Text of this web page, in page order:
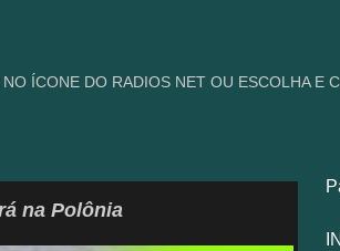
ÍCONE DO RADIOS NET OU ESCOLHA E
na Polônia